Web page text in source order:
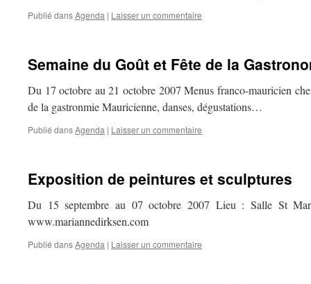
Publié dansAgenda | Laisser un commentaire
Semaine du Goût et Fête de la
Du 17 octobre au 21 octobre 2007 Menus franco-mauricien
de la gastronmie Mauricienne, danses, dégustations…
Publié dansAgenda | Laisser un commentaire
Exposition de peintures et sculptures
Du 15 septembre au 07 octobre 2007 Lieu : Salle St
www.mariannedirksen.com
Publié dansAgenda | Laisser un commentaire